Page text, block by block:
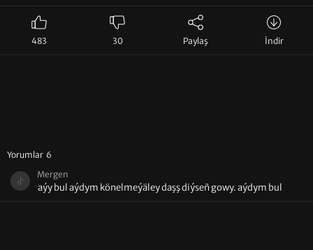
483 30 Paylaş İndir
Yorumlar 6
Mergen
aýy bul aýdym könelmeýäley daşş diýseñ gowy. aýdym bul